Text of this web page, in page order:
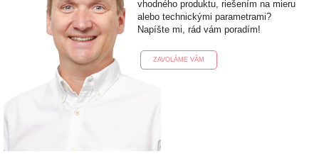
vhodného produktu, riešením na mieru
alebo technickými parametrami?
Napíšte mi, rád vám poradím!
ZAVOLÁME VÁM